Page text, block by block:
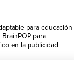
para educación
para
en la publicidad